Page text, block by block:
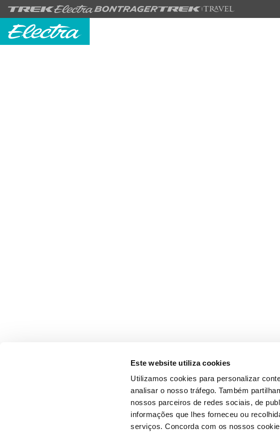
Este website utiliza cookies
Utilizamos cookies para personalizar
analisar o nosso tráfego. Também
nossos parceiros de redes sociais, de
informações que lhes forneceu ou
serviços. Concorda com os nossos